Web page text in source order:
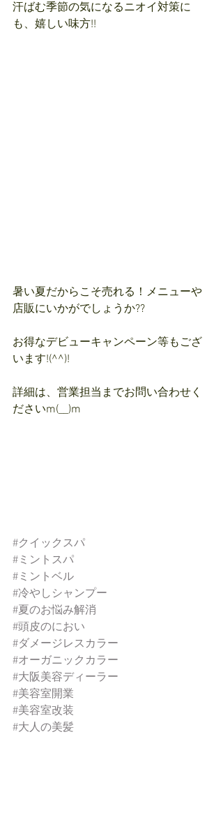
汗ばむ季節の気になるニオイ対策に
も、嬉しい味方!!
暑い夏だからこそ売れる！メニューや
店販にいかがでしょうか??
お得なデビューキャンペーン等もござ
います!(^^)!
詳細は、営業担当までお問い合わせく
ださいm(__)m
#クイックスパ
#ミントスパ
#ミントベル
#冷やしシャンプー
#夏のお悩み解消
#頭皮のにおい
#ダメージレスカラー
#オーガニックカラー
#大阪美容ディーラー
#美容室開業
#美容室改装
#大人の美髪